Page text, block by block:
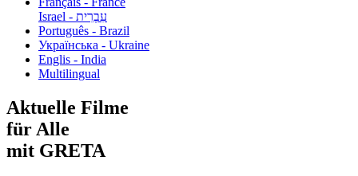
עִבְרִית - Israel
Português - Brazil
Українська - Ukraine
Englis - India
Multilingual
Aktuelle Filme
für Alle
mit GRETA